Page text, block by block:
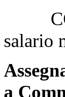
salario
a